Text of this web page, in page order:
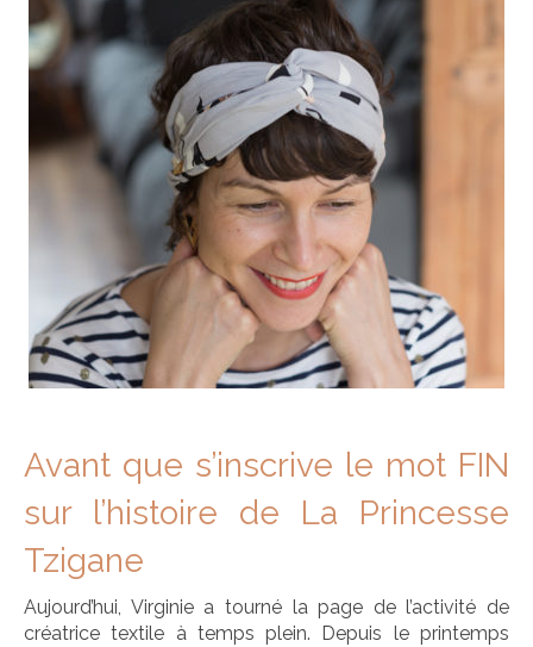
Avant que s’inscrive le mot FIN
sur l’histoire de La Princesse
Tzigane
Aujourd’hui, Virginie a tourné la page de l’activité de
créatrice textile à temps plein. Depuis le printemps